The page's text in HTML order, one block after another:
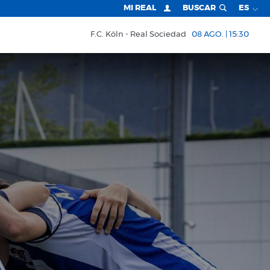
MI REAL BUSCAR ES
F.C. Köln Real Sociedad 08 AGO. | 15:30